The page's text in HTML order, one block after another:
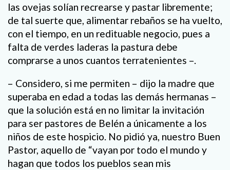
las ovejas solían recrearse y pastar libremente;
de tal suerte que, alimentar rebaños se ha vuelto,
con el tiempo, en un redituable negocio, pues a
falta de verdes laderas la pastura debe
comprarse a unos cuantos terratenientes –.
– Considero, si me permiten – dijo la madre que
superaba en edad a todas las demás hermanas –
que la solución está en no limitar la invitación
para ser pastores de Belén a únicamente a los
niños de este hospicio. No pidió ya, nuestro Buen
Pastor, aquello de “vayan por todo el mundo y
hagan que todos los pueblos sean mis